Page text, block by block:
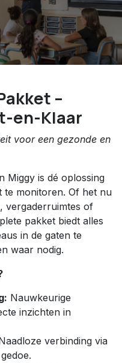
–
en-Klaar
voor een gezonde en
Miggy is dé oplossing
te monitoren. Of het nu
vergaderruimtes of
pakket biedt alles
in de gaten te
waar nodig.
Nauwkeurige
inzichten in
verbinding via